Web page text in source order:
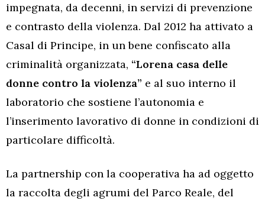
impegnata, da decenni, in servizi di prevenzione
e contrasto della violenza. Dal 2012 ha attivato a
Casal di Principe, in un bene confiscato alla
criminalità organizzata, “Lorena casa delle
donne contro la violenza” e al suo interno il
laboratorio che sostiene l’autonomia e
l’inserimento lavorativo di donne in condizioni di
particolare difficoltà.
La partnership con la cooperativa ha ad oggetto
la raccolta degli agrumi del Parco Reale, del